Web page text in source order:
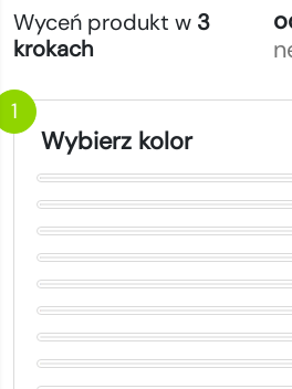
Wyceń produkt w 3
krokach
1
Wybierz kolor